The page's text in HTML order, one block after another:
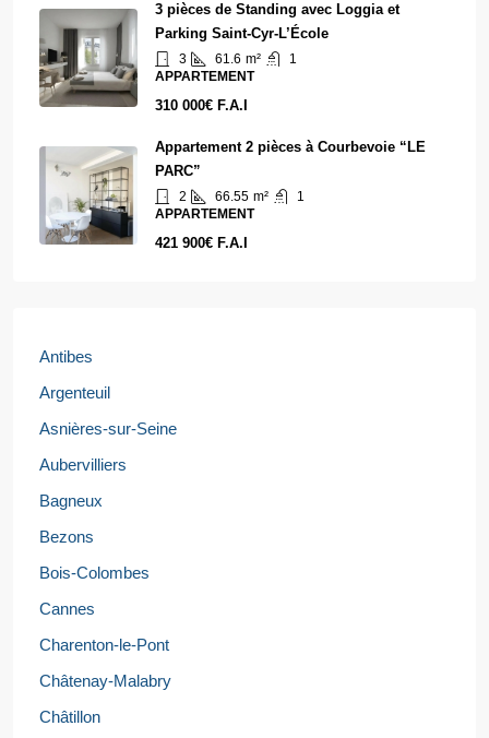
3 pièces de Standing avec Loggia et
Parking Saint-Cyr-L’École
3 61.6 m²
1
APPARTEMENT
310 000€ F.A.I
Appartement 2 pièces à Courbevoie “LE
PARC”
2 66.55 m²
1
APPARTEMENT
421 900€ F.A.I
Antibes
Argenteuil
Asnières-sur-Seine
Aubervilliers
Bagneux
Bezons
Bois-Colombes
Cannes
Charenton-le-Pont
Châtenay-Malabry
Châtillon